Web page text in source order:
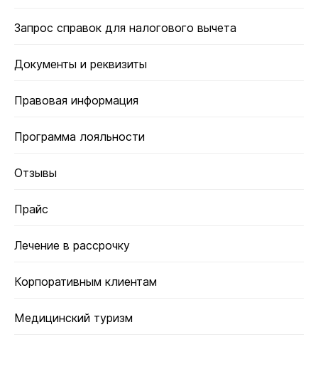
Запрос справок для налогового вычета
Документы и реквизиты
Правовая информация
Программа лояльности
Отзывы
Прайс
Лечение в рассрочку
Корпоративным клиентам
Медицинский туризм